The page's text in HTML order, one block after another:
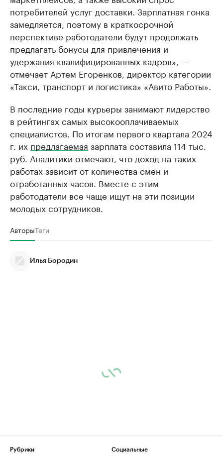
потребителей услуг доставки. Зарплатная гонка
замедляется, поэтому в краткосрочной
перспективе работодатели будут продолжать
предлагать бонусы для привлечения и
удержания квалифицированных кадров», —
отмечает Артем Егоренков, директор категории
«Такси, транспорт и логистика» «Авито Работы».
В последние годы курьеры занимают лидерство
в рейтингах самых высокооплачиваемых
специалистов. По итогам первого квартала 2024
г. их предлагаемая зарплата составила 114 тыс.
руб. Аналитики отмечают, что доход на таких
работах зависит от количества смен и
отработанных часов. Вместе с этим
работодатели все чаще ищут на эти позиции
молодых сотрудников.
АвторыТеги
Илья Бородин
Рубрики
Социальные